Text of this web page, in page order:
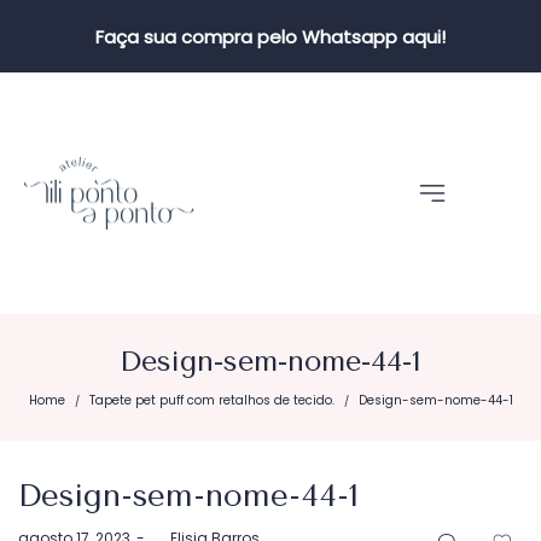
Faça sua compra pelo Whatsapp aqui!
Design-sem-nome-44-1
Home / Tapete pet puff com retalhos de tecido. / Design-sem-nome-44-1
Design-sem-nome-44-1
Postado